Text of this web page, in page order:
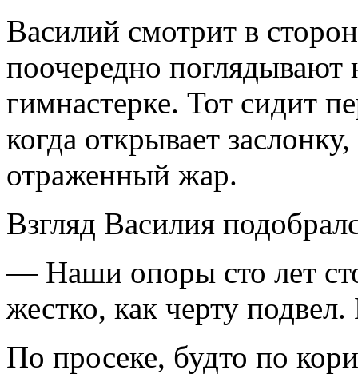
Василий смотрит в
поочередно
гимнастерке. Тот сидит
когда открывает
отраженный жар.
Взгляд Василия
— Наши опоры сто лет
жестко, как черту
По просеке, будто по